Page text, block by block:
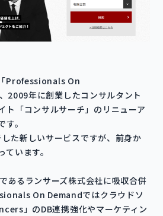
Professionals On
2009年に創業したコンサルタント
ト「コンサルサーチ」のリニューア
。
た新しいサービスですが、前身か
います。
あるランサーズ株式会社に吸収合併
On Demandではクラウドソ
」のDB連携強化やマーケティン